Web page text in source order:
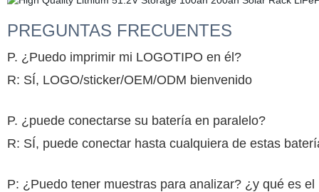
PREGUNTAS FRECUENTES
P. ¿Puedo imprimir mi LOGOTIPO en él ?
R: SÍ, LOGO/sticker/OEM/ODM bienvenido
P. ¿puede conectarse su batería en paralelo?
R: SÍ, puede conectar hasta cualquiera de estas
P: ¿Puedo tener muestras para analizar? ¿y qué es